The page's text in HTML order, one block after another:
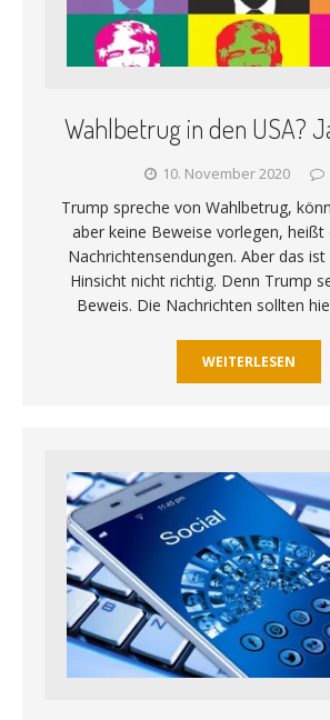
Wahlbetrug in den USA?
10. November 2020
Trump spreche von Wahlbetrug,
aber keine Beweise vorlegen, heißt
Nachrichtensendungen. Aber das
Hinsicht nicht richtig. Denn Trump
Beweis. Die Nachrichten sollten
WEITERLESEN